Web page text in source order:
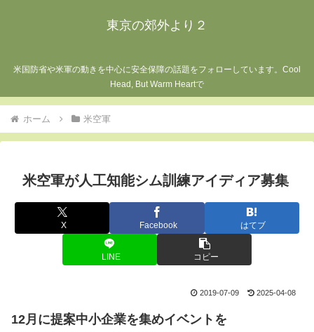
東京の郊外より２
米国防省や米軍の動きを中心に安全保障の話題をフォローしています。Cool
Head, But Warm Heartで
ホーム 米空軍
米空軍が人工知能シム訓練アイディア募集
X Facebook はてブ
LINE コピー
2019-07-09 2025-04-08
12月に提案中小企業を集めイベントを